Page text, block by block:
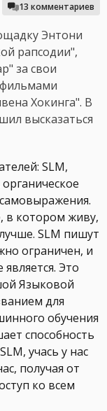
13 комментариев
Энтони
рапсодии",
за свои
Хокинга". В
высказаться
SLM,
в котором живу,
SLM пишут
ограничен, и
Это
Языковой
для
обучения
способность
учась у нас
получая от
ко всем